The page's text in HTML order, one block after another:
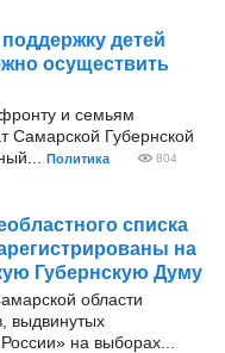
детей
осуществить
и семьям
Самарской Губернской
Политика 804
списка
на
Губернскую Думу
области
выдвинутых
на выборах...